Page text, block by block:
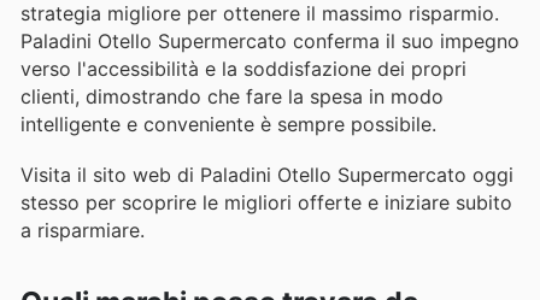
strategia migliore per ottenere il massimo risparmio.
Paladini Otello Supermercato conferma il suo impegno
verso l'accessibilità e la soddisfazione dei propri
clienti, dimostrando che fare la spesa in modo
intelligente e conveniente è sempre possibile.
Visita il sito web di Paladini Otello Supermercato oggi
stesso per scoprire le migliori offerte e iniziare subito
a risparmiare.